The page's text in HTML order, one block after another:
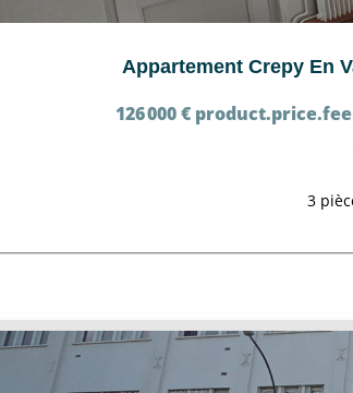
Appartement Crepy En
126 000 €
3